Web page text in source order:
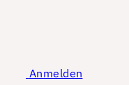
Anmelden